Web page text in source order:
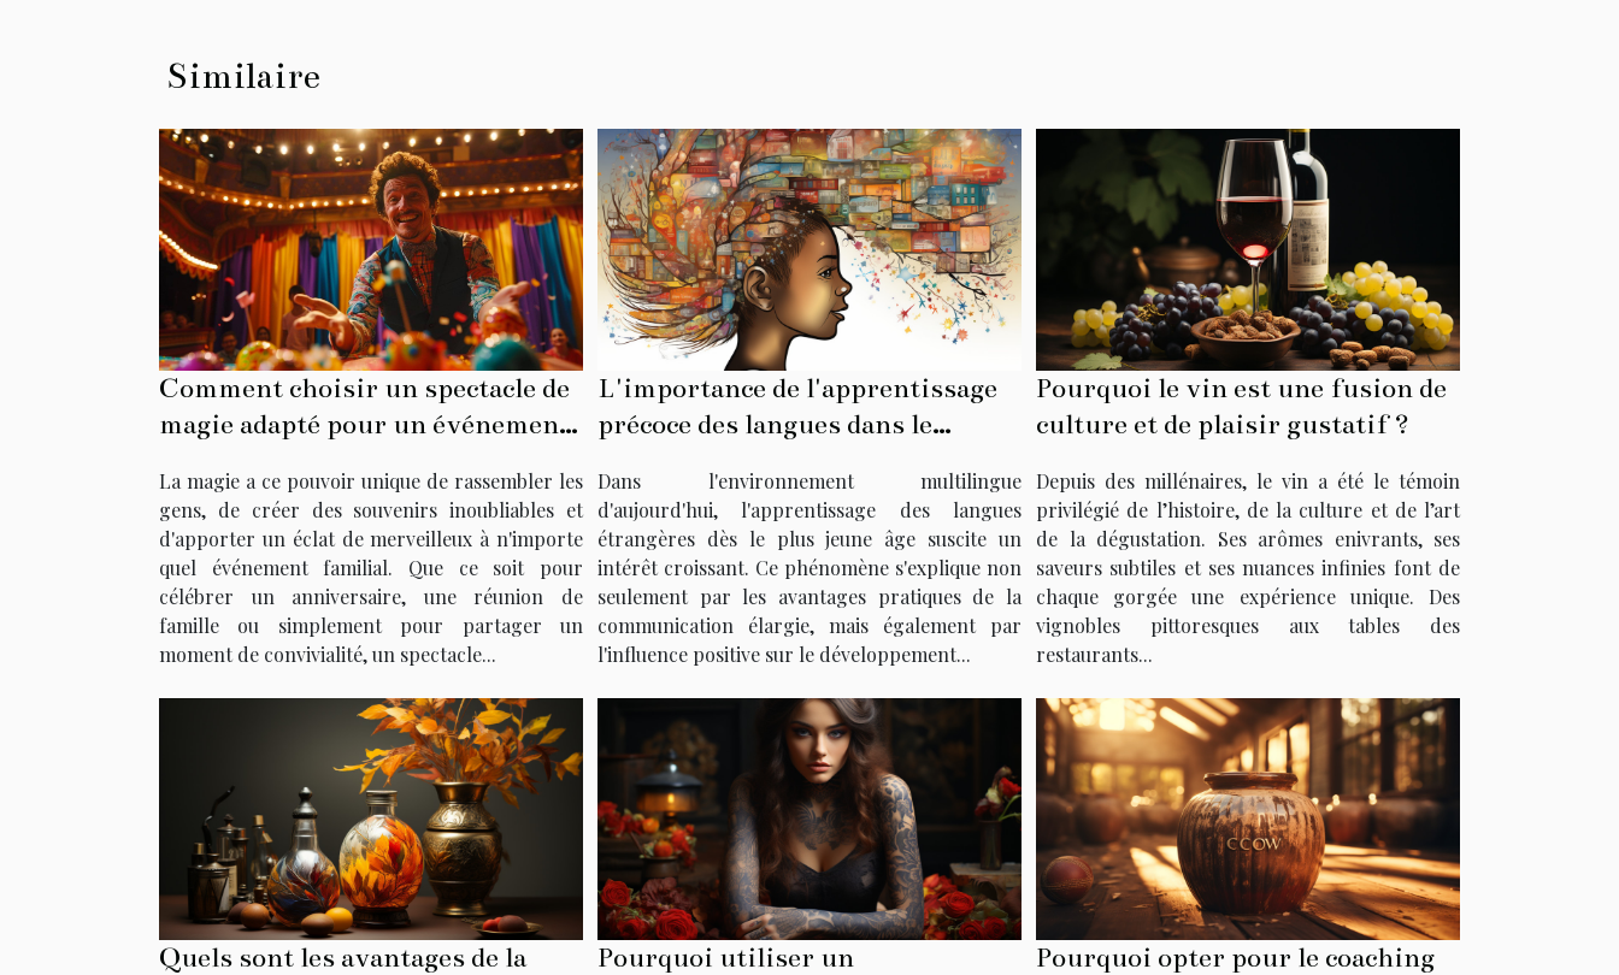
Similaire
Comment choisir un spectacle de
magie adapté pour un événement
La magie a ce pouvoir unique de rassembler les
gens, de créer des souvenirs inoubliables et
d'apporter un éclat de merveilleux à n'importe
quel événement familial. Que ce soit pour
célébrer un anniversaire, une réunion de
famille ou simplement pour partager un
moment de convivialité, un spectacle...
L'importance de l'apprentissage
précoce des langues dans le
enfants
Dans l'environnement multilingue
d'aujourd'hui, l'apprentissage des langues
étrangères dès le plus jeune âge suscite un
intérêt croissant. Ce phénomène s'explique non
seulement par les avantages pratiques de la
communication élargie, mais également par
l'influence positive sur le développement...
Pourquoi le vin est une fusion de
culture et de plaisir gustatif ?
Depuis des millénaires, le vin a été le témoin
privilégié de l’histoire, de la culture et de l’art
de la dégustation. Ses arômes enivrants, ses
saveurs subtiles et ses nuances infinies font de
chaque gorgée une expérience unique. Des
vignobles pittoresques aux tables des
restaurants...
Quels sont les avantages de la
Pourquoi utiliser un
Pourquoi opter pour le coaching